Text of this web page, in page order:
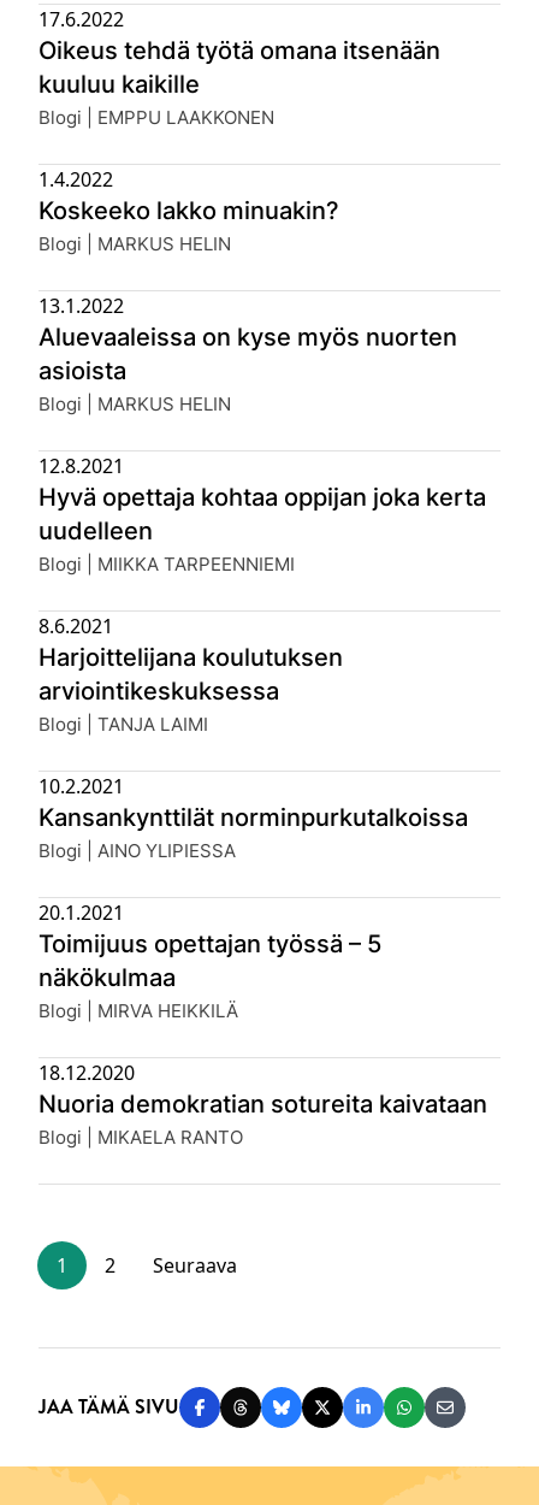
Oikeus tehdä työtä omana itsenään
kuuluu kaikille
Julkaistu:
17.6.2022
Blogi | EMPPU LAAKKONEN
Koskeeko lakko minuakin?
Julkaistu:
1.4.2022
Blogi | MARKUS HELIN
Aluevaaleissa on kyse myös nuorten
asioista
Julkaistu:
13.1.2022
Blogi | MARKUS HELIN
Hyvä opettaja kohtaa oppijan joka kerta
uudelleen
Julkaistu:
12.8.2021
Blogi | MIIKKA TARPEENNIEMI
Harjoittelijana koulutuksen
arviointikeskuksessa
Julkaistu:
8.6.2021
Blogi | TANJA LAIMI
Kansankynttilät norminpurkutalkoissa
Julkaistu:
10.2.2021
Blogi | AINO YLIPIESSA
Toimijuus opettajan työssä – 5
näkökulmaa
Julkaistu:
20.1.2021
Blogi | MIRVA HEIKKILÄ
Nuoria demokratian sotureita kaivataan
Julkaistu:
18.12.2020
Blogi | MIKAELA RANTO
1 2 Seuraava
JAA TÄMÄ SIVU Jaa Facebookissa
Jaa Threadsissa
Jaa Blueskyssä
Jaa Twitterissä
Jaa LinkedInissä
Jaa Jaa